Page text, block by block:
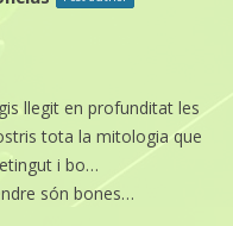
llegit en profunditat les
tota la mitologia que
i bo…
són bones…